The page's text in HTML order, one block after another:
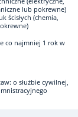
lub pokrewne)
ścisłych (chemia,
co najmniej 1 rok w
o służbie cywilnej,